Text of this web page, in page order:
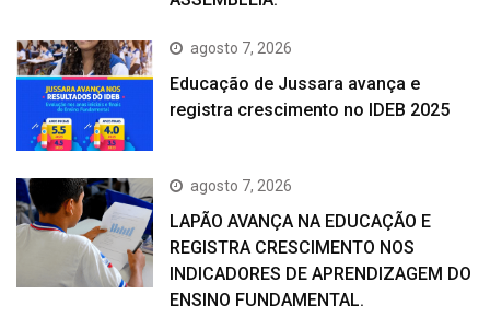
agosto 7, 2026
Educação de Jussara avança e
registra crescimento no IDEB 2025
agosto 7, 2026
LAPÃO AVANÇA NA EDUCAÇÃO E
REGISTRA CRESCIMENTO NOS
INDICADORES DE APRENDIZAGEM DO
ENSINO FUNDAMENTAL.